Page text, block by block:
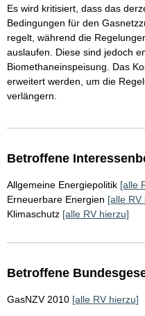
Es wird kritisiert, dass das
Bedingungen für den
regelt, während die
auslaufen. Diese sind jedoch
Biomethaneinspeisung. Das
erweitert werden, um die
verlängern.
Betroffene
Allgemeine Energiepolitik [alle
Erneuerbare Energien [alle RV
Klimaschutz [alle RV hierzu]
Betroffene
GasNZV 2010 [alle RV hierzu]